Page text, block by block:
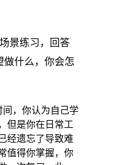
景练习，回答
做什么，你会怎
，你认为自己学
但是你在日常工
经遗忘了导致难
值得你掌握，你